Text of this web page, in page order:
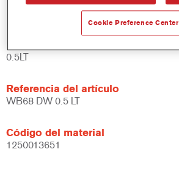
y utilizando distintas técnicas de
0.5LT
Referencia del artículo
WB68 DW 0.5 LT
Código del material
1250013651
Cookie Preference Center